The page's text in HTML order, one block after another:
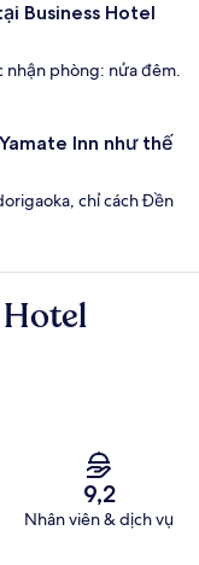
Business Hotel
nhận phòng: nửa đêm.
Inn như thế
chỉ cách Đền
9,2
Nhân viên & dịch vụ